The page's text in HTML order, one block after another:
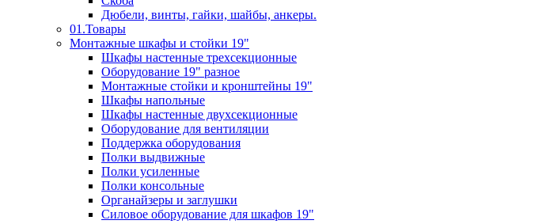
Дюбели, винты, гайки, шайбы, анкеры.
01.Товары
Монтажные шкафы и стойки 19"
Шкафы настенные трехсекционные
Оборудование 19" разное
Монтажные стойки и кронштейны 19"
Шкафы напольные
Шкафы настенные двухсекционные
Оборудование для вентиляции
Поддержка оборудования
Полки выдвижные
Полки усиленные
Полки консольные
Органайзеры и заглушки
Силовое оборудование для шкафов 19"